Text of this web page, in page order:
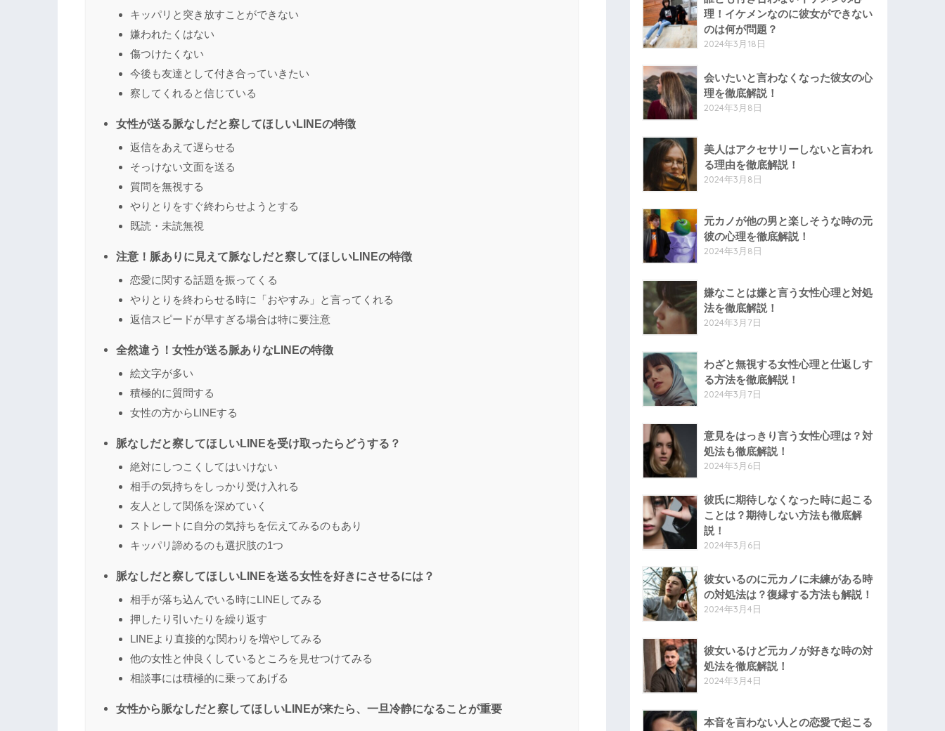
キッパリと突き放すことができない
嫌われたくはない
傷つけたくない
今後も友達として付き合っていきたい
察してくれると信じている
女性が送る脈なしだと察してほしいLINEの特徴
返信をあえて遅らせる
そっけない文面を送る
質問を無視する
やりとりをすぐ終わらせようとする
既読・未読無視
注意！脈ありに見えて脈なしだと察してほしいLINEの特徴
恋愛に関する話題を振ってくる
やりとりを終わらせる時に「おやすみ」と言ってくれる
返信スピードが早すぎる場合は特に要注意
全然違う！女性が送る脈ありなLINEの特徴
絵文字が多い
積極的に質問する
女性の方からLINEする
脈なしだと察してほしいLINEを受け取ったらどうする？
絶対にしつこくしてはいけない
相手の気持ちをしっかり受け入れる
友人として関係を深めていく
ストレートに自分の気持ちを伝えてみるのもあり
キッパリ諦めるのも選択肢の1つ
脈なしだと察してほしいLINEを送る女性を好きにさせるには？
相手が落ち込んでいる時にLINEしてみる
押したり引いたりを繰り返す
LINEより直接的な関わりを増やしてみる
他の女性と仲良くしているところを見せつけてみる
相談事には積極的に乗ってあげる
女性から脈なしだと察してほしいLINEが来たら、一旦冷静になることが重要
理！イケメンなのに彼女ができない
のは何が問題？
2024年3月18日
会いたいと言わなくなった彼女の心
理を徹底解説！
2024年3月8日
美人はアクセサリーしないと言われ
る理由を徹底解説！
2024年3月8日
元カノが他の男と楽しそうな時の元
彼の心理を徹底解説！
2024年3月8日
嫌なことは嫌と言う女性心理と対処
法を徹底解説！
2024年3月7日
わざと無視する女性心理と仕返しす
る方法を徹底解説！
2024年3月7日
意見をはっきり言う女性心理は？対
処法も徹底解説！
2024年3月6日
彼氏に期待しなくなった時に起こる
ことは？期待しない方法も徹底解
説！
2024年3月6日
彼女いるのに元カノに未練がある時
の対処法は？復縁する方法も解説！
2024年3月4日
彼女いるけど元カノが好きな時の対
処法を徹底解説！
2024年3月4日
本音を言わない人との恋愛で起こる